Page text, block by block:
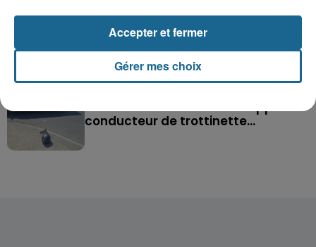
Disparition inquiétante à Cappelle-
la-Grande : Michael, 41 ans...
conducteur de trottinette...
Gérer mes choix
Accepter et fermer